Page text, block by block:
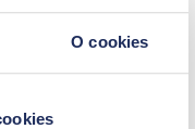
O cookies